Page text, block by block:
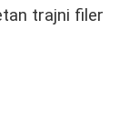
trajni filer